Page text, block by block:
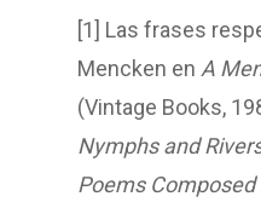
[1] Las frases
Mencken en A
(Vintage Books,
Nymphs and
Poems